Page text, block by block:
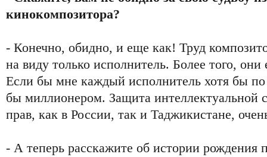
кинокомпозитора?
- Конечно, обидно, и еще как! Труд
на виду только исполнитель. Более того,
Если бы мне каждый исполнитель хотя бы по
бы миллионером. Защита интеллектуальной
прав, как в России, так и Таджикистане,
- А теперь расскажите об истории